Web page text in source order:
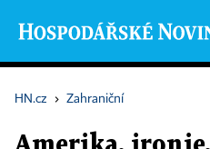
HN.cz › Zahraniční